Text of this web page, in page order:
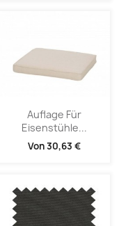
Auflage Für
Eisenstühle...
Von30,63 €